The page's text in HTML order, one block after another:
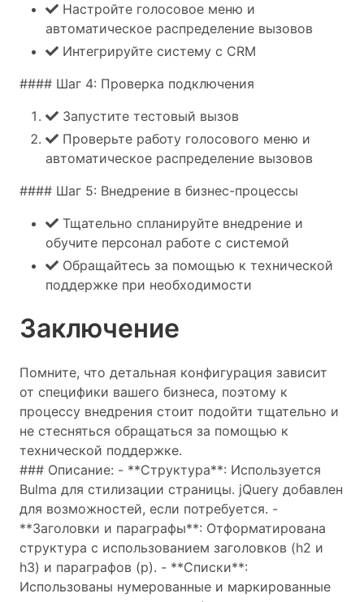
Настройте голосовое меню и
автоматическое распределение вызовов
Интегрируйте систему с CRM
#### Шаг 4: Проверка подключения
Запустите тестовый вызов
Проверьте работу голосового меню и
автоматическое распределение вызовов
#### Шаг 5: Внедрение в бизнес-процессы
Тщательно спланируйте внедрение и
обучите персонал работе с системой
Обращайтесь за помощью к технической
поддержке при необходимости
Заключение
Помните, что детальная конфигурация зависит
от специфики вашего бизнеса, поэтому к
процессу внедрения стоит подойти тщательно и
не стесняться обращаться за помощью к
технической поддержке.
### Описание: - **Структура**: Используется
Bulma для стилизации страницы. jQuery добавлен
для возможностей, если потребуется. -
**Заголовки и параграфы**: Отформатирована
структура с использованием заголовков (h2 и
h3) и параграфов (p). - **Списки**:
Использованы нумерованные и маркированные